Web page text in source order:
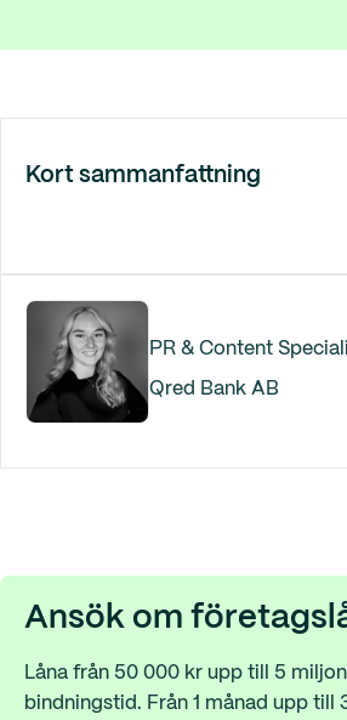
Kort sammanfattning
PR & Content
Qred Bank AB
Ansök om
Låna från 50 000 kr upp till 5
bindningstid. Från 1 månad upp till